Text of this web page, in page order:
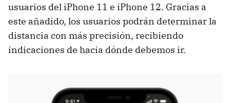
usuarios del iPhone 11 e iPhone 12. Gracias a
este añadido, los usuarios podrán determinar la
distancia con más precisión, recibiendo
indicaciones de hacia dónde debemos ir.